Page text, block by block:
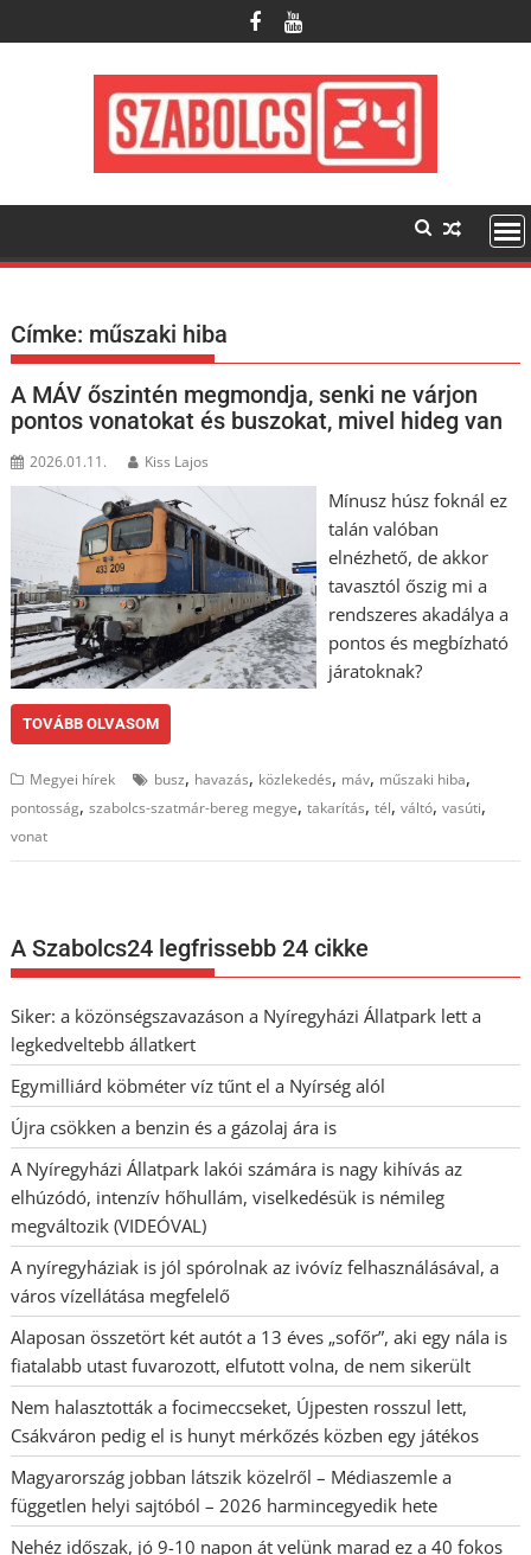
to
Címke: műszaki hiba
A MÁV őszintén megmondja, senki ne várjon
pontos vonatokat és buszokat, mivel hideg van
2026.01.11. Kiss Lajos
Mínusz húsz foknál ez
talán valóban
elnézhető, de akkor
tavasztól őszig mi a
rendszeres akadálya a
pontos és megbízható
járatoknak?
TOVÁBB OLVASOM
Megyei hírek busz, havazás, közlekedés, máv, műszaki hiba,
pontosság,szabolcs-szatmár-bereg megye,takarítás,tél,váltó,vasúti,
vonat
A Szabolcs24 legfrissebb 24 cikke
Siker: a közönségszavazáson a Nyíregyházi Állatpark lett a
legkedveltebb állatkert
Egymilliárd köbméter víz tűnt el a Nyírség alól
Újra csökken a benzin és a gázolaj ára is
A Nyíregyházi Állatpark lakói számára is nagy kihívás az
elhúzódó, intenzív hőhullám, viselkedésük is némileg
megváltozik (VIDEÓVAL)
A nyíregyháziak is jól spórolnak az ivóvíz felhasználásával, a
város vízellátása megfelelő
Alaposan összetört két autót a 13 éves „sofőr”, aki egy nála is
fiatalabb utast fuvarozott, elfutott volna, de nem sikerült
Nem halasztották a focimeccseket, Újpesten rosszul lett,
Csákváron pedig el is hunyt mérkőzés közben egy játékos
Magyarország jobban látszik közelről – Médiaszemle a
független helyi sajtóból – 2026 harmincegyedik hete
Nehéz időszak, jó 9-10 napon át velünk marad ez a 40 fokos